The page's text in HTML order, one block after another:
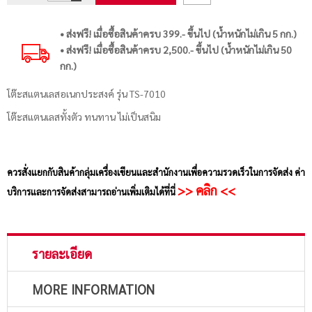
• ส่งฟรี! เมื่อซื้อสินค้าครบ 399.- ขึ้นไป (น้ำหนักไม่เกิน 5 กก.)
• ส่งฟรี! เมื่อซื้อสินค้าครบ 2,500.- ขึ้นไป (น้ำหนักไม่เกิน 50
กก.)
โต๊ะสแตนเลสอเนกประสงค์ รุ่น TS-7010
โต๊ะสแตนเลสทั้งตัว ทนทาน ไม่เป็นสนิม
ควรสั่งแยกกับสินค้ากลุ่มเครื่องเขียนและสำนักงานเพื่อความรวดเร็วในการจัดส่ง ค่า
บริการและการจัดส่งสามารถอ่านเพิ่มเติมได้ที่นี่ >> คลิก <<
รายละเอียด
MORE INFORMATION